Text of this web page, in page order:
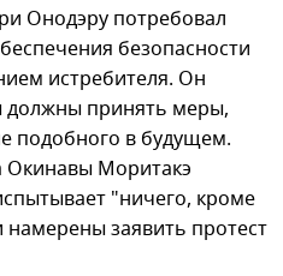
Онодэру потребовал
безопасности
истребителя. Он
должны принять меры,
подобного в будущем.
Окинавы Моритакэ
"ничего, кроме
заявить протест